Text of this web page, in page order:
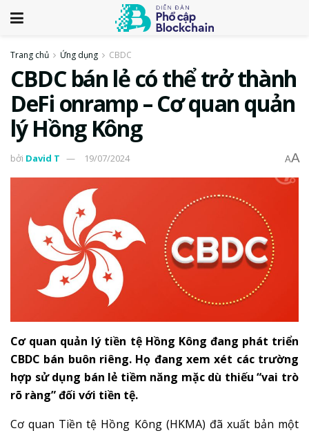
Trang chủ Ứng dụng CBDC
CBDC bán lẻ có thể trở thành
DeFi onramp – Cơ quan quản
lý Hồng Kông
bởi David T 19/07/2024 AA
Cơ quan quản lý tiền tệ Hồng Kông đang phát triển
CBDC bán buôn riêng. Họ đang xem xét các trường
hợp sử dụng bán lẻ tiềm năng mặc dù thiếu “vai trò
rõ ràng” đối với tiền tệ.
Cơ quan Tiền tệ Hồng Kông (HKMA) đã xuất bản một